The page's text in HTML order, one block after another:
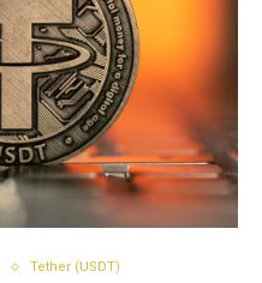
Tether (USDT)